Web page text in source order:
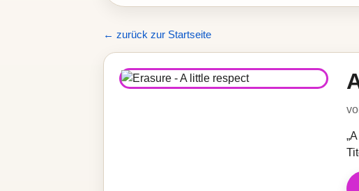
← zurück zur Startseite